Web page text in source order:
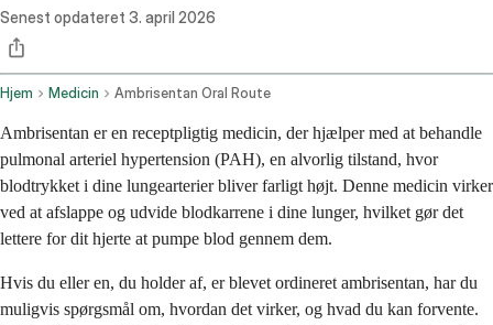
Senest opdateret 3. april 2026
Hjem Medicin Ambrisentan Oral Route
Ambrisentan er en receptpligtig medicin, der hjælper med at behandle
pulmonal arteriel hypertension (PAH), en alvorlig tilstand, hvor
blodtrykket i dine lungearterier bliver farligt højt. Denne medicin virker
ved at afslappe og udvide blodkarrene i dine lunger, hvilket gør det
lettere for dit hjerte at pumpe blod gennem dem.
Hvis du eller en, du holder af, er blevet ordineret ambrisentan, har du
muligvis spørgsmål om, hvordan det virker, og hvad du kan forvente.